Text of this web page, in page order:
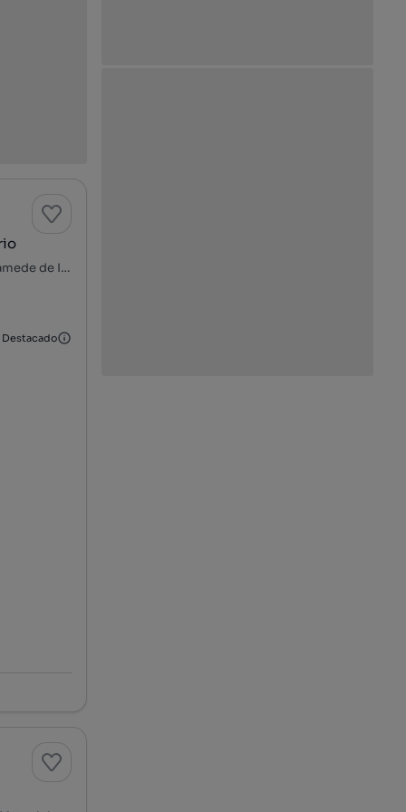
Rua Doutora Maria Manuela Moreira de Sá, Pedra Verde, São Mamede de Infesta e Senhora da Hora, Matosinhos, Porto
Destacado